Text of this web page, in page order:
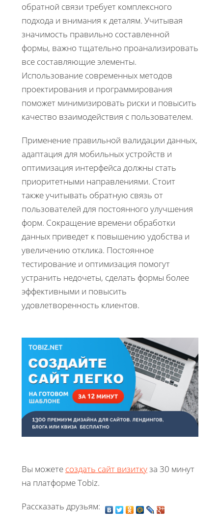
обратной связи требует комплексного
подхода и внимания к деталям. Учитывая
значимость правильно составленной
формы, важно тщательно проанализировать
все составляющие элементы.
Использование современных методов
проектирования и программирования
поможет минимизировать риски и повысить
качество взаимодействия с пользователем.
Применение правильной валидации данных,
адаптация для мобильных устройств и
оптимизация интерфейса должны стать
приоритетными направлениями. Стоит
также учитывать обратную связь от
пользователей для постоянного улучшения
форм. Сокращение времени обработки
данных приведет к повышению удобства и
увеличению отклика. Постоянное
тестирование и оптимизация помогут
устранить недочеты, сделать формы более
эффективными и повысить
удовлетворенность клиентов.
Вы можете создать сайт визиткуза 30 минут
на платформе Tobiz.
Рассказать друзьям: